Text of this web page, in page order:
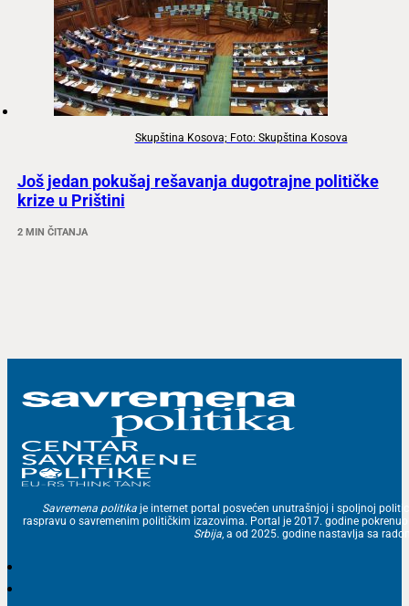
Skupština Kosova; Foto: Skupština Kosova
Još jedan pokušaj rešavanja dugotrajne političke
krize u Prištini
2 MIN ČITANJA
Savremena politika je internet portal posvećen unutrašnjoj i spoljnoj
raspravu o savremenim političkim izazovima. Portal je 2017. godine
Srbija , a od 2025. godine nastavlja sa